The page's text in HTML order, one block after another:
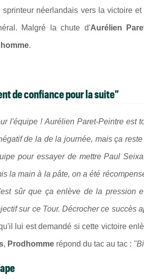
néerlandais vers la victoire
Malgré la chute d'Aurélien
.
de confiance pour la suite"
l'équipe ! Aurélien Paret-Peintre est
de la de la journée, mais ça
pour essayer de mettre Paul
la main à la pâte, on a été
sûr que ça enlève de la pression
sur ce Tour. Décrocher ce succès
lui est demandé si cette victoire
, Prodhomme répond du tac au tac :